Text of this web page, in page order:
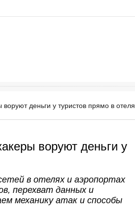
деньги у туристов прямо в
воруют деньги у
в отелях и аэропортах
перехват данных и
механику атак и способы